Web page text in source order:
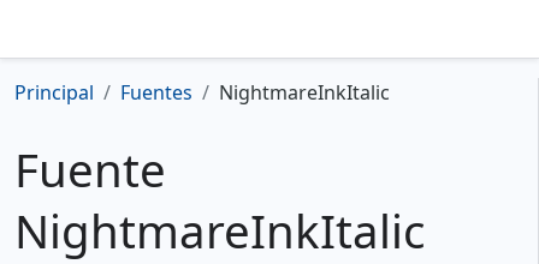
Principal Fuentes NightmareInkItalic
Fuente
NightmareInkItalic